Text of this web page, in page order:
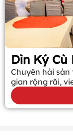
Dìn Ký Cù
Chuyên hải
gian rộng rãi,